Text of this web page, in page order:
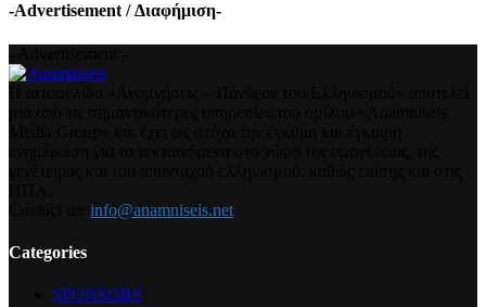
-Advertisement / Διαφήμιση-
info@anamniseis.net
Categories
SPONSORS